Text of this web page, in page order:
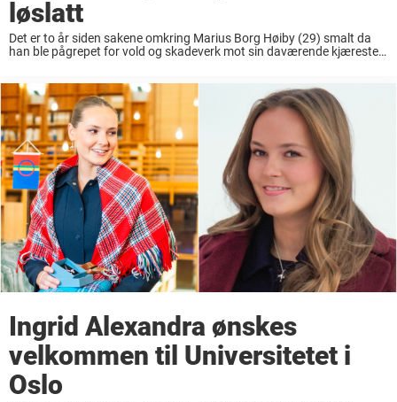
løslatt
Det er to år siden sakene omkring Marius Borg Høiby (29) smalt da
han ble pågrepet for vold og skadeverk mot sin daværende kjæreste
Ingrid Alexandra ønskes
velkommen til Universitetet i
Oslo